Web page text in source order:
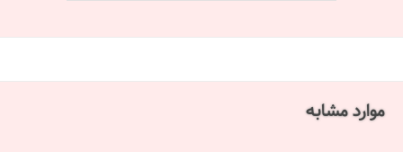
موارد مشابه